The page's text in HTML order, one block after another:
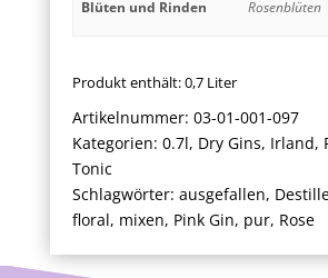
Blüten und Rinden Rosenblüten
Produkt enthält: 0,7 Liter
Artikelnummer: 03-01-001-097
Kategorien: 0.7l, Dry Gins, Irland,
Tonic
Schlagwörter: ausgefallen,
floral, mixen, Pink Gin, pur, Rose